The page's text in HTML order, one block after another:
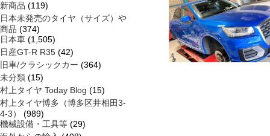
新商品 (119)
日本未発売のタイヤ（サイズ）や
商品 (374)
日本車 (1,505)
日産GT-R R35 (42)
旧車/クラシックカー (364)
未分類 (15)
村上タイヤ Today Blog (15)
村上タイヤ博多（博多区井相田3-
4-3）
(989)
機械設備・工具等 (29)